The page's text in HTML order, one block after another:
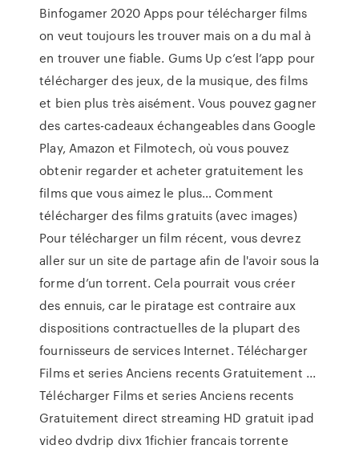
Binfogamer 2020 Apps pour télécharger films
on veut toujours les trouver mais on a du mal à
en trouver une fiable. Gums Up c’est l’app pour
télécharger des jeux, de la musique, des films
et bien plus très aisément. Vous pouvez gagner
des cartes-cadeaux échangeables dans Google
Play, Amazon et Filmotech, où vous pouvez
obtenir regarder et acheter gratuitement les
films que vous aimez le plus… Comment
télécharger des films gratuits (avec images)
Pour télécharger un film récent, vous devrez
aller sur un site de partage afin de l'avoir sous la
forme d’un torrent. Cela pourrait vous créer
des ennuis, car le piratage est contraire aux
dispositions contractuelles de la plupart des
fournisseurs de services Internet. Télécharger
Films et series Anciens recents Gratuitement ...
Télécharger Films et series Anciens recents
Gratuitement direct streaming HD gratuit ipad
video dvdrip divx 1fichier francais torrente